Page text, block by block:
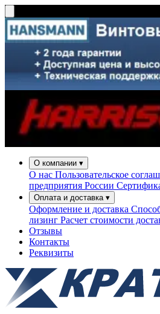
О компании ▾
О нас Пользовательское
предприятия России
Оплата и доставка ▾
Оформление и доставка
лизинг Расчет стоимости
Отзывы
Контакты
Реквизиты